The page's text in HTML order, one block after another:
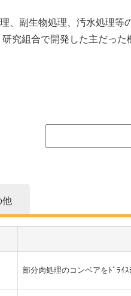
、副生物処理、汚水処理等
究組合で開発した主だった
他
部分肉処理のコンベアをﾄﾞﾗｲ